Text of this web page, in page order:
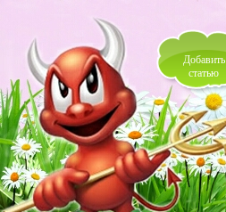
Добавить
статью